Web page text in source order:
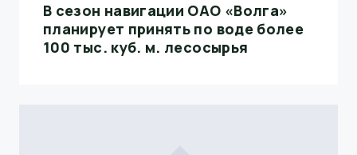
В сезон навигации ОАО «Волга»
планирует принять по воде более
100 тыс. куб. м. лесосырья